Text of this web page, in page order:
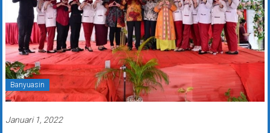
Banyuasin
Januari 1, 2022